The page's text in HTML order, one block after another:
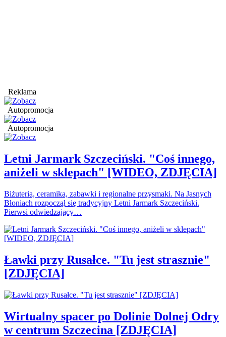
Reklama
Autopromocja
Autopromocja
Letni Jarmark Szczeciński. "Coś innego,
aniżeli w sklepach" [WIDEO, ZDJĘCIA]
Biżuteria, ceramika, zabawki i regionalne przysmaki. Na Jasnych
Błoniach rozpoczął się tradycyjny Letni Jarmark Szczeciński.
Pierwsi odwiedzający…
Ławki przy Rusałce. "Tu jest strasznie"
[ZDJĘCIA]
Wirtualny spacer po Dolinie Dolnej Odry
w centrum Szczecina [ZDJĘCIA]